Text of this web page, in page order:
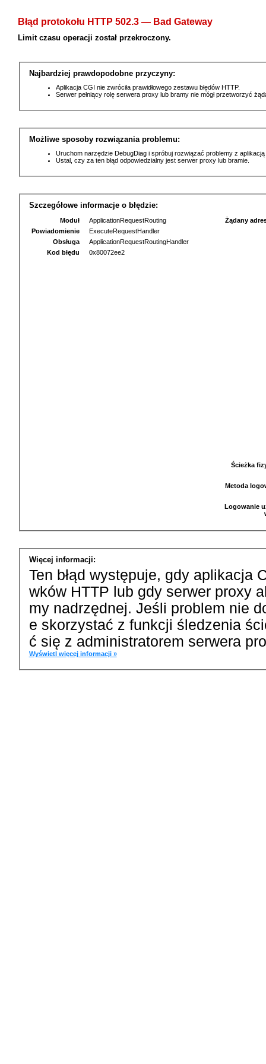
Błąd protokołu HTTP 502.3 — Bad Gateway
Limit czasu operacji został przekroczony.
Najbardziej prawdopodobne przyczyny:
Aplikacja CGI nie zwróciła prawidłowego zestawu błędów HTTP.
Serwer pełniący rolę serwera proxy lub bramy nie mógł przetworzyć
Możliwe sposoby rozwiązania problemu:
Uruchom narzędzie DebugDiag i spróbuj rozwiązać problemy z
Ustal, czy za ten błąd odpowiedzialny jest serwer proxy lub bramie.
Szczegółowe informacje o błędzie:
Moduł
ApplicationRequestRouting
Powiadomienie
ExecuteRequestHandler
Obsługa
ApplicationRequestRoutingHandler
Kod błędu
0x80072ee2
Żądany
Ścieżka
Metoda
Logowanie
Więcej informacji:
Ten błąd występuje, gdy aplikacja
wków HTTP lub gdy serwer proxy
my nadrzędnej. Jeśli problem nie
e skorzystać z funkcji śledzenia
ć się z administratorem serwera
Wyświetl więcej informacji »